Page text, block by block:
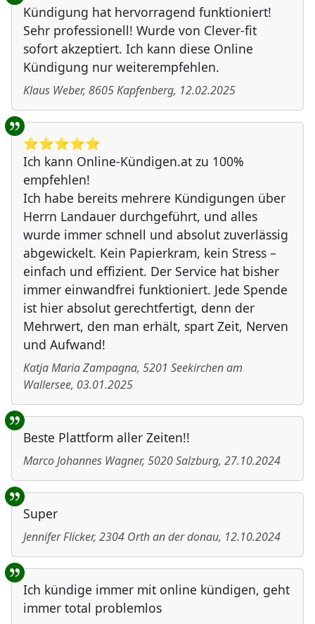
Kündigung hat hervorragend funktioniert!
Sehr professionell! Wurde von Clever-fit
sofort akzeptiert. Ich kann diese Online
Kündigung nur weiterempfehlen.
Klaus Weber, 8605Kapfenberg, 12.02.2025
⭐️⭐️⭐️⭐️⭐️
Ich kann Online-Kündigen.at zu 100%
empfehlen!
Ich habe bereits mehrere Kündigungen über
Herrn Landauer durchgeführt, und alles
wurde immer schnell und absolut zuverlässig
abgewickelt. Kein Papierkram, kein Stress –
einfach und effizient. Der Service hat bisher
immer einwandfrei funktioniert. Jede Spende
ist hier absolut gerechtfertigt, denn der
Mehrwert, den man erhält, spart Zeit, Nerven
und Aufwand!
Katja Maria Zampagna, 5201 Seekirchen am
Wallersee, 03.01.2025
Beste Plattform aller Zeiten!!
Marco Johannes Wagner, 5020Salzburg, 27.10.2024
Super
Jennifer Flicker, 2304 Orth an der donau, 12.10.2024
Ich kündige immer mit online kündigen, geht
immer total problemlos